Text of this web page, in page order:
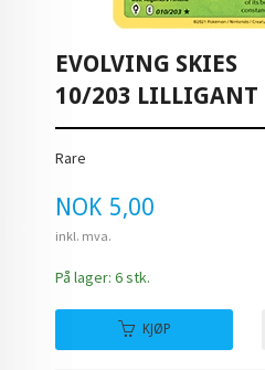
EVOLVING SKIES
10/203 LILLIGANT
Rare
Pris
NOK 5,00
inkl. mva.
På lager: 6 stk.
KJØP